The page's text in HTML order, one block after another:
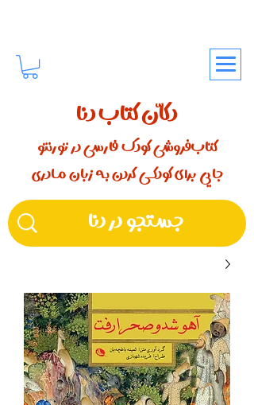
دکّان کتاب دنا
کتاب‌فروشی کودک فارسی در تورنتو
جایی برای کودکـــی کردن بـه زبان مـادری